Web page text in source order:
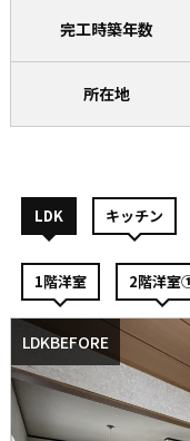
完工時築年数
所在地
LDK キッチン
1階洋室 2階洋室
LDKBEFORE